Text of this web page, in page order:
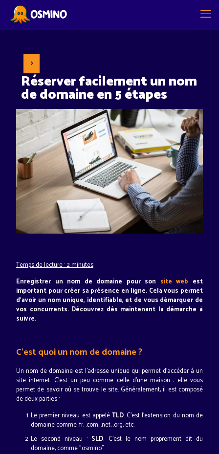
Réserver facilement un nom
de domaine en 5 étapes
Temps de lecture : 2 minutes
Enregistrer un nom de domaine pour son site web est
important pour créer sa présence en ligne. Cela vous permet
d'avoir un nom unique, identifiable, et de vous démarquer de
vos concurrents. Découvrez dès maintenant la démarche à
suivre.
C'est quoi un nom de domaine ?
Un nom de domaine est l'adresse unique qui permet d'accéder à un
site internet. C'est un peu comme celle d'une maison : elle vous
permet de savoir où se trouve le site. Généralement, il est composé
de deux parties :
Le premier niveau est appeléTLD. C'est l'extension du nom de
domaine comme .fr, .com, .net, .org, etc.
Le second niveau : SLD. C'est le nom proprement dit du
domaine, comme "osmino"